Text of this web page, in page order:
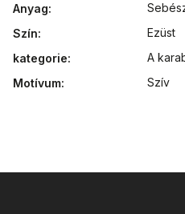
Anyag:
Szín:
Ezüst
kategorie:
A
Motívum: Szív